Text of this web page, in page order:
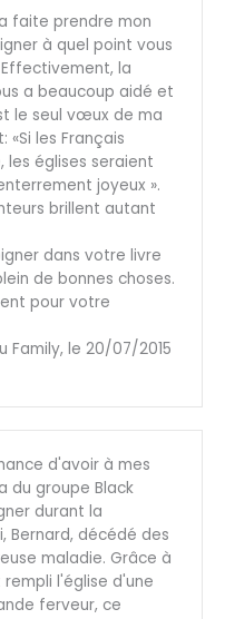
faite prendre mon
à quel point vous
la
a beaucoup aidé et
le seul vœux de ma
«Si les Français
les églises seraient
joyeux ».
brillent autant
dans votre livre
de bonnes choses.
pour votre
Family, le 20/07/2015
d'avoir à mes
du groupe Black
durant la
Bernard, décédé des
maladie. Grâce à
l'église d'une
ferveur, ce